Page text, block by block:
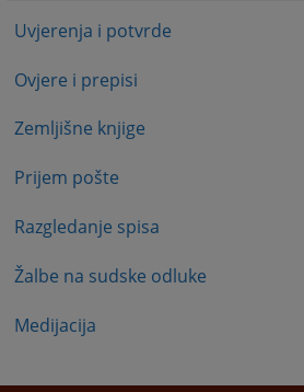
Uvjerenja i potvrde
Ovjere i prepisi
Zemljišne knjige
Prijem pošte
Razgledanje spisa
Žalbe na sudske odluke
Medijacija